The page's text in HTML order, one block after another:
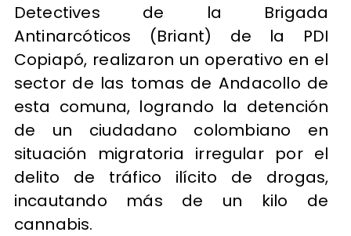
​Detectives de la Brigada
Antinarcóticos (Briant) de la PDI
Copiapó, realizaron un operativo en el
sector de las tomas de Andacollo de
esta comuna, logrando la detención
de un ciudadano colombiano en
situación migratoria irregular por el
delito de tráfico ilícito de drogas,
incautando más de un kilo de
cannabis.